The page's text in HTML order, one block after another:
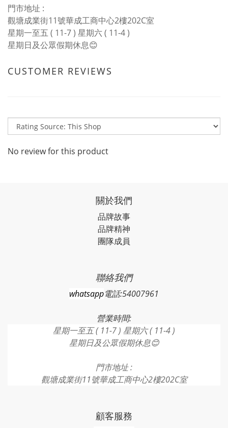
門市地址 :
觀塘成業街11號華成工商中心2樓202C室
星期一至五 ( 11-7 ) 星期六 ( 11-4 )
星期日及公眾假期休息😊
CUSTOMER REVIEWS
No review for this product
關於我們
品牌故事
品牌精神
團隊成員
聯絡我們
whatsapp電話:54007961
營業時間:
星期一至五 ( 11-7 ) 星期六 ( 11-4 )
星期日及公眾假期休息😊
門市地址 :
觀塘成業街11號華成工商中心2樓202C室
顧客服務